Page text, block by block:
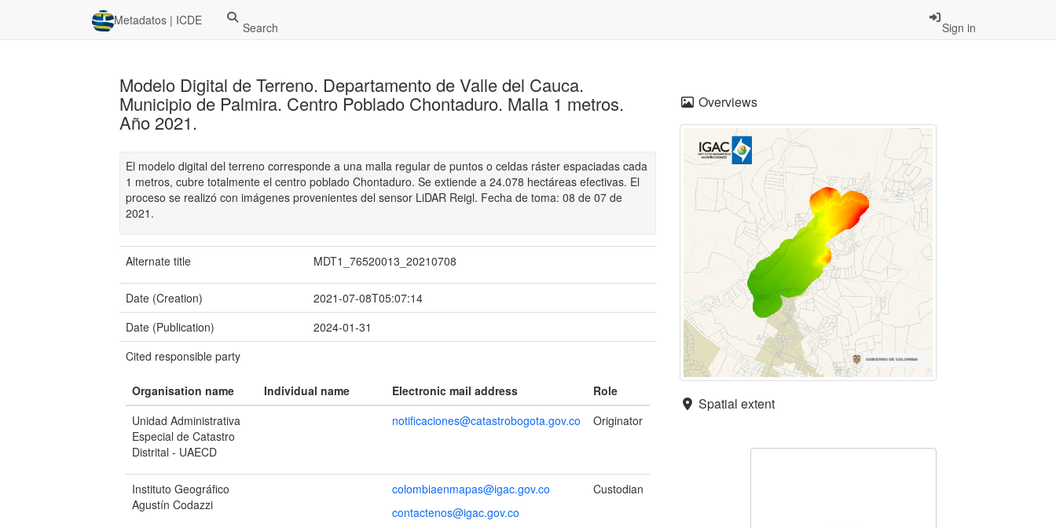
Metadatos | ICDE Search Sign in
Modelo Digital de Terreno. Departamento de Valle del Cauca.
Municipio de Palmira. Centro Poblado Chontaduro. Malla 1 metros.
Año 2021.
El modelo digital del terreno corresponde a una malla regular de puntos o celdas ráster espaciadas cada
1 metros, cubre totalmente el centro poblado Chontaduro. Se extiende a 24.078 hectáreas efectivas. El
proceso se realizó con imágenes provenientes del sensor LiDAR Reigl. Fecha de toma: 08 de 07 de
2021.
Alternate title MDT1_76520013_20210708
Date (Creation)
2021-07-08T05:07:14
Date (Publication)
2024-01-31
Cited responsible party
Organisation name Individual name Electronic mail address
Role
Unidad Administrativa
Especial de Catastro
Distrital - UAECD
notificaciones@catastrobogota.gov.co Originator
Instituto Geográfico
Agustín Codazzi
colombiaenmapas@igac.gov.co
contactenos@igac.gov.co
Custodian
Overviews
Spatial extent